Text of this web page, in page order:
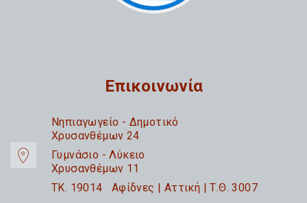
Επικοινωνία
Nηπιαγωγείο - Δημοτικό
Χρυσανθέμων 24
Γυμνάσιο - Λύκειο
Χρυσανθέμων 11
TK. 19014 Αφίδνες | Αττική | Τ.Θ. 3007